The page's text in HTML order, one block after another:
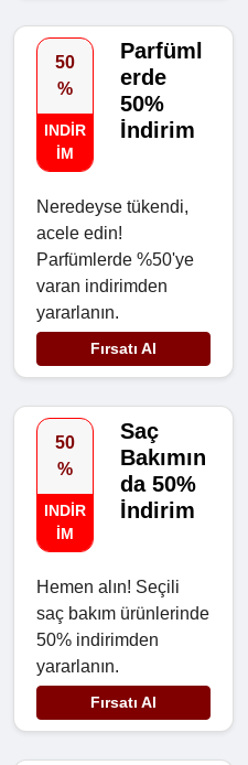
50
%
INDIR
IM
Parfüml
erde
50%
İndirim
Neredeyse tükendi,
acele edin!
Parfümlerde %50'ye
varan indirimden
yararlanın.
Fırsatı Al
50
%
INDIR
IM
Saç
Bakımın
da 50%
İndirim
Hemen alın! Seçili
saç bakım ürünlerinde
50% indirimden
yararlanın.
Fırsatı Al